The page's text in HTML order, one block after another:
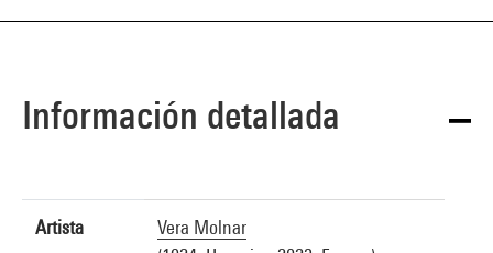
Información detallada
Artista
Vera Molnar